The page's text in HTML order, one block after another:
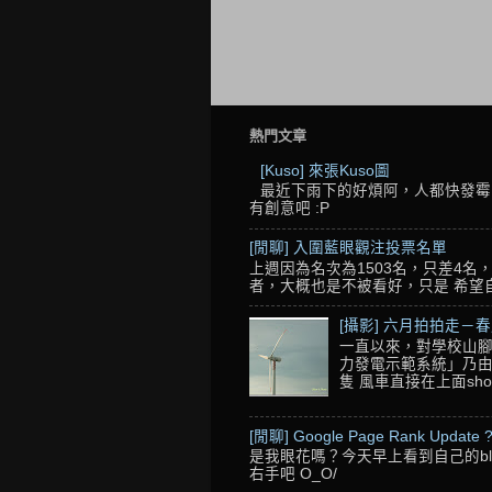
熱門文章
[Kuso] 來張Kuso圖
最近下雨下的好煩阿，人都快發
有創意吧 :P
[閒聊] 入圍藍眼觀注投票名單
上週因為名次為1503名，只差4名
者，大概也是不被看好，只是 希
[攝影] 六月拍拍走－
一直以來，對學校山
力發電示範系統」乃
隻 風車直接在上面
[閒聊] Google Page Rank Update
是我眼花嗎？今天早上看到自己的
右手吧 O_O/